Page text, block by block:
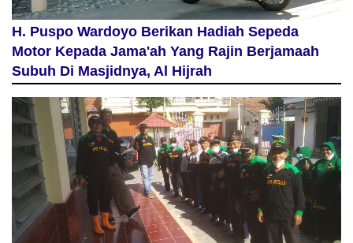
H. Puspo Wardoyo Berikan Hadiah Sepeda
Motor Kepada Jama'ah Yang Rajin Berjamaah
Subuh Di Masjidnya, Al Hijrah